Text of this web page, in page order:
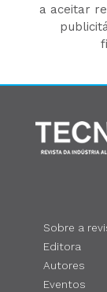
a aceitar
Sobre a
Editora
Autores
Eventos